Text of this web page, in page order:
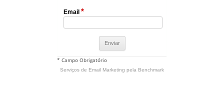
Email *
* Campo Obrigatório
Serviços de Email Marketing pela Benchmark